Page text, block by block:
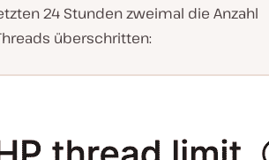
24 Stunden zweimal die Anzahl
überschritten: